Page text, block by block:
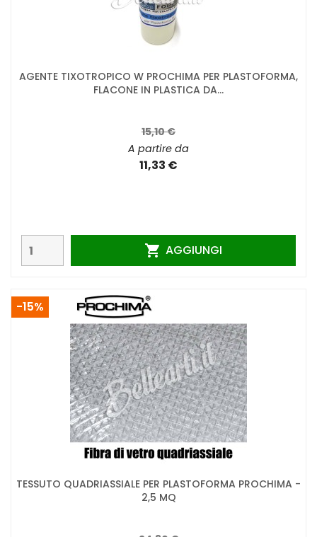
AGENTE TIXOTROPICO W PROCHIMA PER PLASTOFORMA,
FLACONE IN PLASTICA DA...
15,10 €
A partire da
11,33 €
 AGGIUNGI
TESSUTO QUADRIASSIALE PER PLASTOFORMA PROCHIMA -
2,5 MQ
-15%